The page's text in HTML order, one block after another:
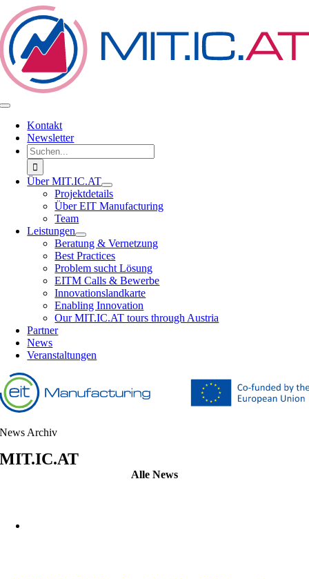
Zum
Inhalt
springen
Toggle
NavigationKontakt
Newsletter
Suche
nach:
Über MIT.IC.AT
Projektdetails
Über EIT Manufacturing
Team
Leistungen
Beratung & Vernetzung
Best Practices
Problem sucht Lösung
EITM Calls & Bewerbe
Innovationslandkarte
Enabling Innovation
Our MIT.IC.AT tours through Austria
Partner
News
Veranstaltungen
News Archiv
MIT.IC.AT
Alle News